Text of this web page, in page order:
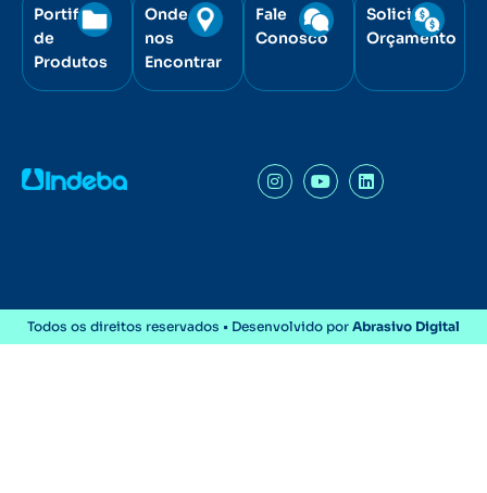
Portifólio
de
Produtos
Onde
nos
Encontrar
Fale
Conosco
Solicite
Orçamento
Todos os direitos reservados • Desenvolvido por Abrasivo Digital